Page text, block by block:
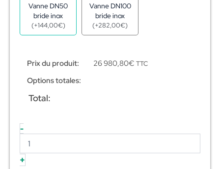
Vanne DN50
bride inox
(+144,00€)
Vanne DN100
bride inox
(+282,00€)
Prix du produit: 26 980,80€ TTC
Options totales:
Total:
-
+